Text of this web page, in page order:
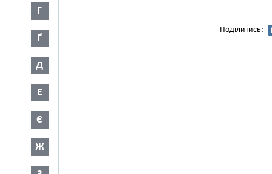
Г
Ґ
Д
Е
Є
Ж
Поділитись: